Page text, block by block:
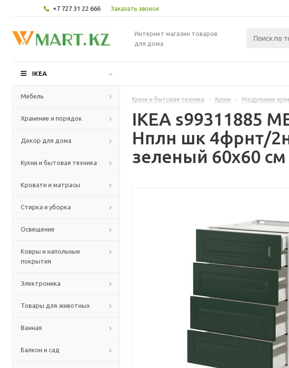
+7 727 31 22 666 Заказать звонок
Интернет магазин товаров
для дома
IKEA
Мебель
Хранение и порядок
Декор для дома
Кухни и бытовая техника
Кровати и матрасы
Стирка и уборка
Освещение
Ковры и напольные
покрытия
Электроника
Товары для животных
Ванная
Балкон и сад
Кухни и бытовая техника - Кухни - Модульные
IKEA s99311885
Нплн шк 4фрнт/
зеленый 60x60 см